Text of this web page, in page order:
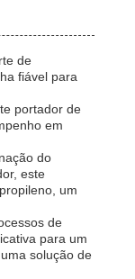
de
fiável para
portador de
em
do
este
um
de
para um
solução de